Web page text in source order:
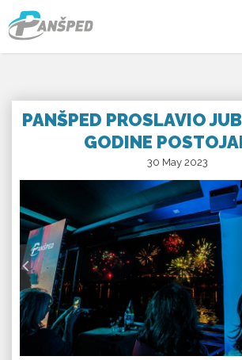
PANŠPED PROSLAVIO
GODINE
30 May 2023